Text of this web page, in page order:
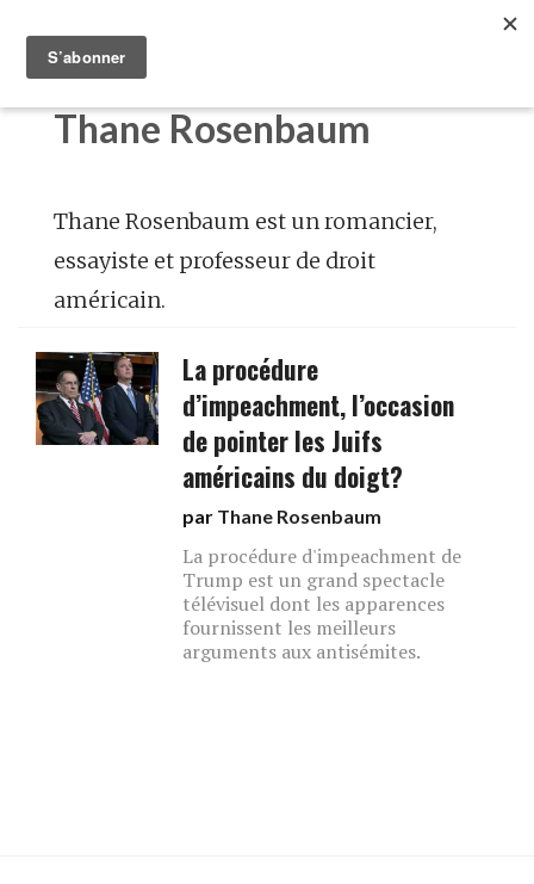
Thane Rosenbaum
Thane Rosenbaum est un romancier,
essayiste et professeur de droit
américain.
La procédure
d’impeachment, l’occasion
de pointer les Juifs
américains du doigt?
par Thane Rosenbaum
La procédure d'impeachment de
Trump est un grand spectacle
télévisuel dont les apparences
fournissent les meilleurs
arguments aux antisémites.